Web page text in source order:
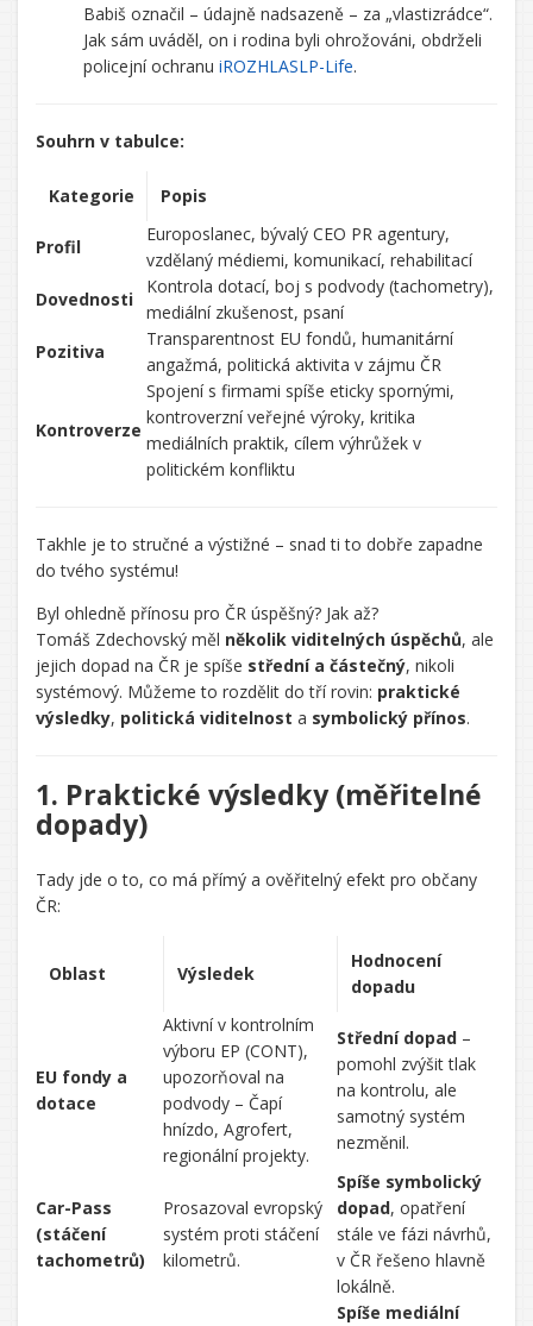
Babiš označil – údajně nadsazeně – za „vlastizrádce“.
Jak sám uváděl, on i rodina byli ohrožováni, obdrželi
policejní ochranu iROZHLASLP-Life.
Souhrn v tabulce:
Kategorie Popis
Profil
Europoslanec, bývalý CEO PR agentury,
vzdělaný médiemi, komunikací, rehabilitací
Dovednosti
Kontrola dotací, boj s podvody (tachometry),
mediální zkušenost, psaní
Pozitiva
Transparentnost EU fondů, humanitární
angažmá, politická aktivita v zájmu ČR
Kontroverze
Spojení s firmami spíše eticky spornými,
kontroverzní veřejné výroky, kritika
mediálních praktik, cílem výhrůžek v
politickém konfliktu
Takhle je to stručné a výstižné – snad ti to dobře zapadne
do tvého systému!
Řekl/a
jsi:
Byl ohledně přínosu pro ČR úspěšný? Jak až?
CHATGPT
ŘEKL:
Tomáš Zdechovský měl několik viditelných úspěchů, ale
jejich dopad na ČR je spíše střední a částečný, nikoli
systémový. Můžeme to rozdělit do tří rovin: praktické
výsledky, politická viditelnost a symbolický přínos.
1. Praktické výsledky (měřitelné
dopady)
Tady jde o to, co má přímý a ověřitelný efekt pro občany
ČR:
Oblast Výsledek
Hodnocení
dopadu
EU fondy a
dotace
Aktivní v kontrolním
výboru EP (CONT),
upozorňoval na
podvody – Čapí
hnízdo, Agrofert,
regionální projekty.
Střední dopad –
pomohl zvýšit tlak
na kontrolu, ale
samotný systém
nezměnil.
Car-Pass
(stáčení
tachometrů)
Prosazoval evropský
systém proti stáčení
kilometrů.
Spíše symbolický
dopad, opatření
stále ve fázi návrhů,
v ČR řešeno hlavně
lokálně.
Spíše mediální